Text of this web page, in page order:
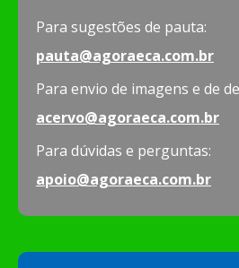
Para sugestões de pauta:
pauta@agoraeca.com.br
Para envio de imagens e de
acervo@agoraeca.com.br
Para dúvidas e perguntas:
apoio@agoraeca.com.br